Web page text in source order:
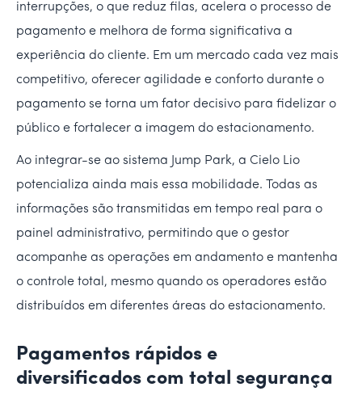
interrupções, o que reduz filas, acelera o processo de
pagamento e melhora de forma significativa a
experiência do cliente. Em um mercado cada vez mais
competitivo, oferecer agilidade e conforto durante o
pagamento se torna um fator decisivo para fidelizar o
público e fortalecer a imagem do estacionamento.
Ao integrar-se ao sistema Jump Park, a Cielo Lio
potencializa ainda mais essa mobilidade. Todas as
informações são transmitidas em tempo real para o
painel administrativo, permitindo que o gestor
acompanhe as operações em andamento e mantenha
o controle total, mesmo quando os operadores estão
distribuídos em diferentes áreas do estacionamento.
Pagamentos rápidos e
diversificados com total segurança